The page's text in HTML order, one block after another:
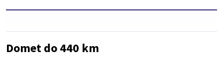
Domet do 440 km